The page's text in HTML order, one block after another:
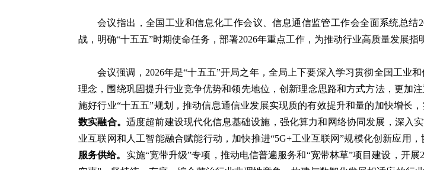
会议指出，全国工业和信息化工作会议、信息通信监管工作会全面系统总
战，明确“十五五”时期使命任务，部署2026年重点工作，为推动行业高质量发展指
会议强调，2026年是“十五五”开局之年，全局上下要深入学习贯彻全国工业
理念，围绕巩固提升行业竞争优势和领先地位，创新理念思路和方式方法，更加
施好行业“十五五”规划，推动信息通信业发展实现质的有效提升和量的加快增长，
数实融合。 适度超前建设现代化信息基础设施，强化算力和网络协同发展，深入
业互联网和人工智能融合赋能行动，加快推进“5G+工业互联网”规模化创新应用
服务供给。 实施“宽带升级”专项，推动电信普遍服务和“宽带林草”项目建设，开